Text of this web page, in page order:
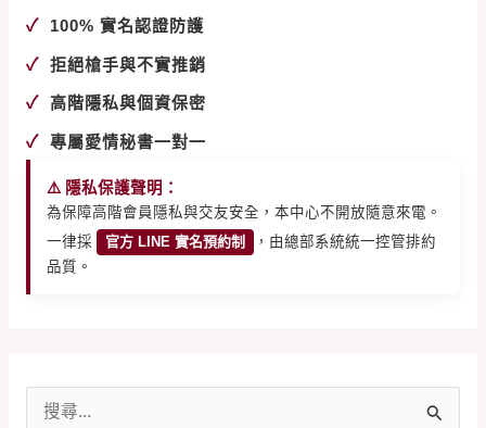
✓ 100% 實名認證防護
✓ 拒絕槍手與不實推銷
✓ 高階隱私與個資保密
✓ 專屬愛情秘書一對一
⚠️ 隱私保護聲明：
為保障高階會員隱私與交友安全，本中心不開放隨意來電。
一律採
官方 LINE 實名預約制
，由總部系統統一控管排約
品質。